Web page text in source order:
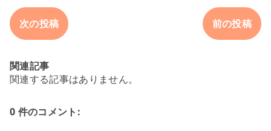
次の投稿 前の投稿
関連記事
関連する記事はありません。
0 件のコメント: